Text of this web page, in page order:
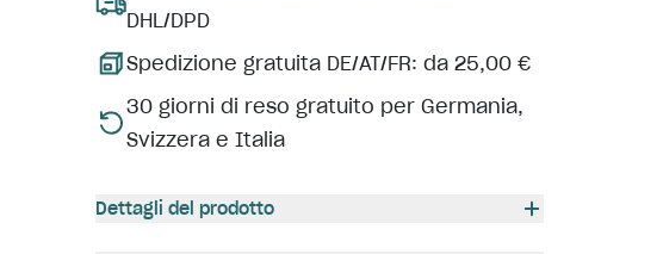
DHL/DPD
Spedizione gratuita DE/AT/FR: da 25,00 €
30 giorni di reso gratuito per Germania,
Svizzera e Italia
Dettagli del prodotto